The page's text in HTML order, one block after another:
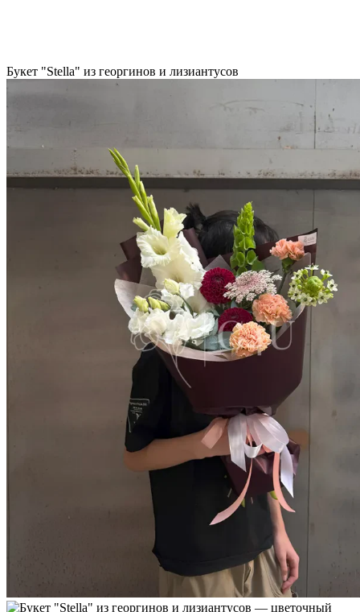
Букет "Stella" из георгинов и лизиантусов